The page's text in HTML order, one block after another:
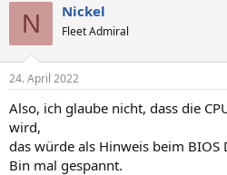
N Nickel
Fleet Admiral
24. April 2022
Also, ich glaube nicht, dass die
wird,
das würde als Hinweis beim BIOS
Bin mal gespannt.